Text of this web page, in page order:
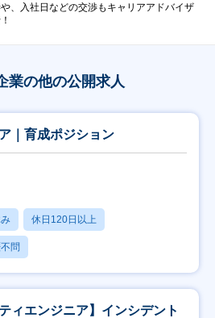
、入社日などの交渉もキャリアアドバイザ
業の他の公開求人
｜育成ポジション
休日120日以上
問
ィエンジニア】インシデント